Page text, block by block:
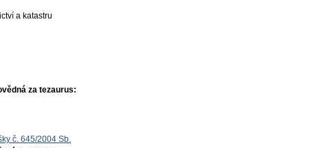
a katastru
za tezaurus:
č. 645/2004 Sb.